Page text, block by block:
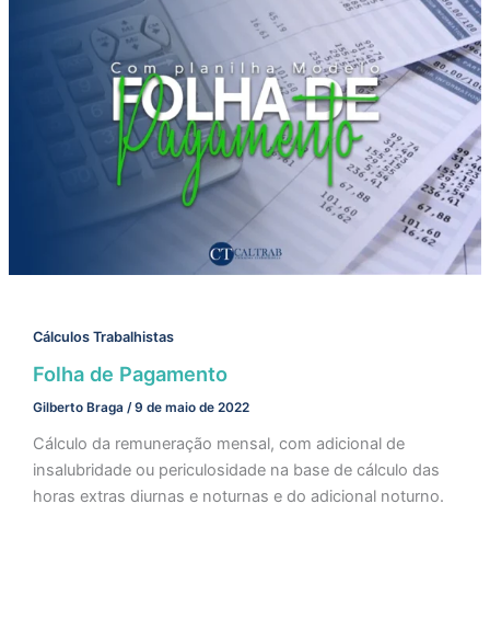
Cálculos Trabalhistas
Folha de Pagamento
Gilberto Braga /9 de maio de 2022
Cálculo da remuneração mensal, com adicional de
insalubridade ou periculosidade na base de cálculo das
horas extras diurnas e noturnas e do adicional noturno.